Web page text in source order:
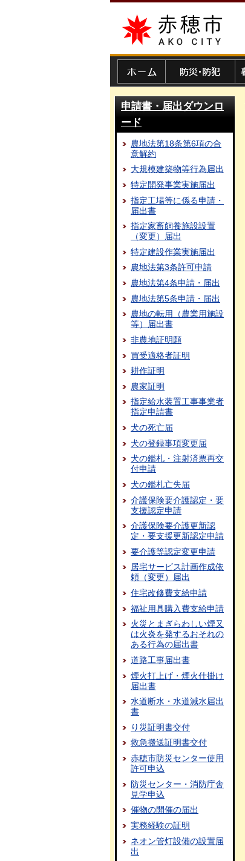
赤穂市
申請書・届出ダウンロ
ード
農地法第18条第6項の合
意解約
大規模建築物等行為届出
特定開発事業実施届出
指定工場等に係る申請・
届出書
指定家畜飼養施設設置
（変更）届出
特定建設作業実施届出
農地法第3条許可申請
農地法第4条申請・届出
農地法第5条申請・届出
農地の転用（農業用施設
等）届出書
非農地証明願
買受適格者証明
耕作証明
農家証明
指定給水装置工事事業者
指定申請書
犬の死亡届
犬の登録事項変更届
犬の鑑札・注射済票再交
付申請
犬の鑑札亡失届
介護保険要介護認定・要
支援認定申請
介護保険要介護更新認
定・要支援更新認定申請
要介護等認定変更申請
居宅サービス計画作成依
頼（変更）届出
住宅改修費支給申請
福祉用具購入費支給申請
火災とまぎらわしい煙又
は火炎を発するおそれの
ある行為の届出書
道路工事届出書
煙火打上げ・煙火仕掛け
届出書
水道断水・水道減水届出
書
り災証明書交付
救急搬送証明書交付
赤穂市防災センター使用
許可申込
防災センター・消防庁舎
見学申込
催物の開催の届出
実務経験の証明
ネオン管灯設備の設置届
出